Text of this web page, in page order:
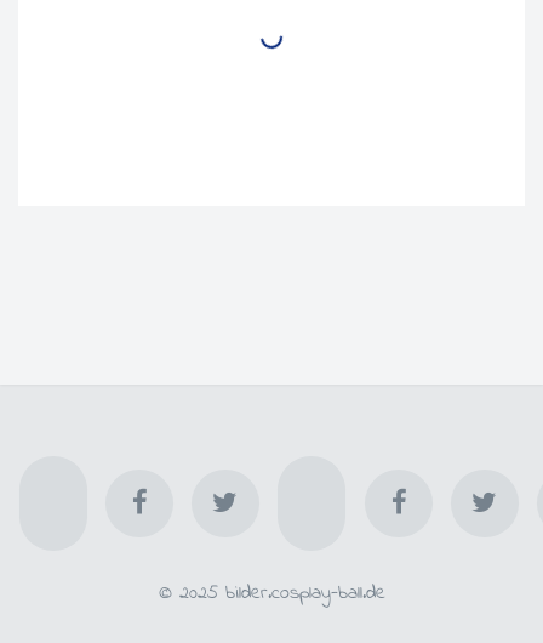
© 2025 bilder.cosplay-ball.de